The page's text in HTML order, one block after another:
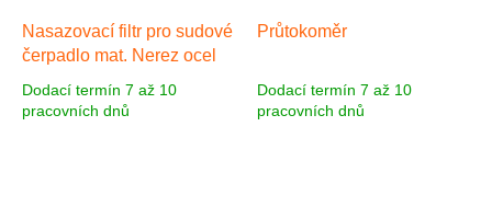
Nasazovací filtr pro sudové
čerpadlo mat. Nerez ocel
Dodací termín 7 až 10
pracovních dnů
Průtokoměr
Dodací termín 7 až 10
pracovních dnů